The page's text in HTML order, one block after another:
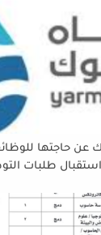
عن حاجتها
طلبات
الجميع